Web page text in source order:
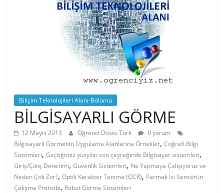
Bilişim Teknolojileri Alanı-Bölümü
BİLGİSAYARLI GÖRME
12 Mayıs 2013 Öğrenci Dostu Türk
0 yorum
Bilgisayarlı Görmenin Uygulama Alanlarına Örnekler,Coğrafi Bilgi
Sistemleri,Geçtiğimiz yüzyılın son çeyreğinde Bilgisayar sistemleri,
Giriş/Çıkış Denetimi,Güvenlik Sistemleri, Ne Yapmaya Çalışıyoruz ve
Neden Çok Zor?,Optik Karakter Tanıma (OCR), Parmak İzi Sensörün
Çalışma Prensibi, Robot Görme Sistemleri